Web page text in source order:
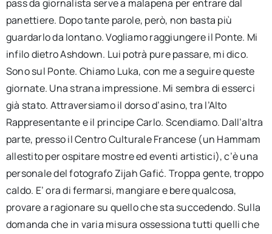
pass da giornalista serve a malapena per entrare dal
panettiere. Dopo tante parole, però, non basta più
guardarlo da lontano. Vogliamo raggiungere il Ponte. Mi
infilo dietro Ashdown. Lui potrà pure passare, mi dico.
Sono sul Ponte. Chiamo Luka, con me a seguire queste
giornate. Una strana impressione. Mi sembra di esserci
già stato. Attraversiamo il dorso d’asino, tra l’Alto
Rappresentante e il principe Carlo. Scendiamo. Dall’altra
parte, presso il Centro Culturale Francese (un Hammam
allestito per ospitare mostre ed eventi artistici), c’è una
personale del fotografo Zijah Gafić. Troppa gente, troppo
caldo. E’ ora di fermarsi, mangiare e bere qualcosa,
provare a ragionare su quello che sta succedendo. Sulla
domanda che in varia misura ossessiona tutti quelli che